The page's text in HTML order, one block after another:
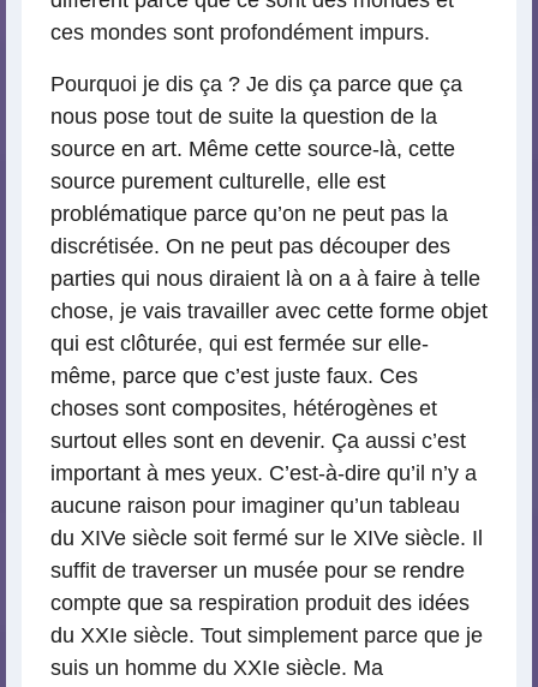
ces mondes sont profondément impurs.
Pourquoi je dis ça ? Je dis ça parce que ça
nous pose tout de suite la question de la
source en art. Même cette source-là, cette
source purement culturelle, elle est
problématique parce qu’on ne peut pas la
discrétisée. On ne peut pas découper des
parties qui nous diraient là on a à faire à telle
chose, je vais travailler avec cette forme objet
qui est clôturée, qui est fermée sur elle-
même, parce que c’est juste faux. Ces
choses sont composites, hétérogènes et
surtout elles sont en devenir. Ça aussi c’est
important à mes yeux. C’est-à-dire qu’il n’y a
aucune raison pour imaginer qu’un tableau
du XIVe siècle soit fermé sur le XIVe siècle. Il
suffit de traverser un musée pour se rendre
compte que sa respiration produit des idées
du XXIe siècle. Tout simplement parce que je
suis un homme du XXIe siècle. Ma